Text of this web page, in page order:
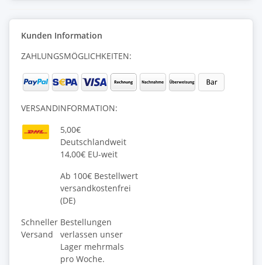
Kunden Information
ZAHLUNGSMÖGLICHKEITEN:
VERSANDINFORMATION:
5,00€
Deutschlandweit
14,00€ EU-weit
Ab 100€ Bestellwert
versandkostenfrei
(DE)
Schneller
Versand
Bestellungen
verlassen unser
Lager mehrmals
pro Woche.